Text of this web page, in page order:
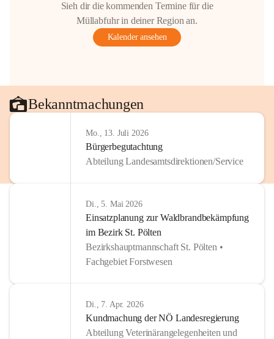
Sieh dir die kommenden Termine für die
Müllabfuhr in deiner Region an.
Kalender ansehen
Bekanntmachungen
Mo., 13. Juli 2026
Bürgerbegutachtung
Abteilung Landesamtsdirektionen/Service
Di., 5. Mai 2026
Einsatzplanung zur Waldbrandbekämpfung
im Bezirk St. Pölten
Bezirkshauptmannschaft St. Pölten •
Fachgebiet Forstwesen
Di., 7. Apr. 2026
Kundmachung der NÖ Landesregierung
Abteilung Veterinärangelegenheiten und